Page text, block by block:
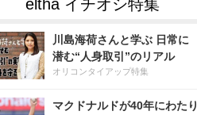
川島海荷さんと学ぶ 日常に
潜む“人身取引”のリアル
オリコンタイアップ特集
マクドナルドが40年にわたり